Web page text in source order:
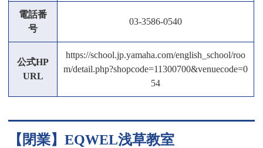
電話番
号
03-3586-0540
公式HP
URL
https://school.jp.yamaha.com/english_school/roo
m/detail.php?shopcode=11300700&venuecode=0
54
【閉業】EQWEL浅草教室